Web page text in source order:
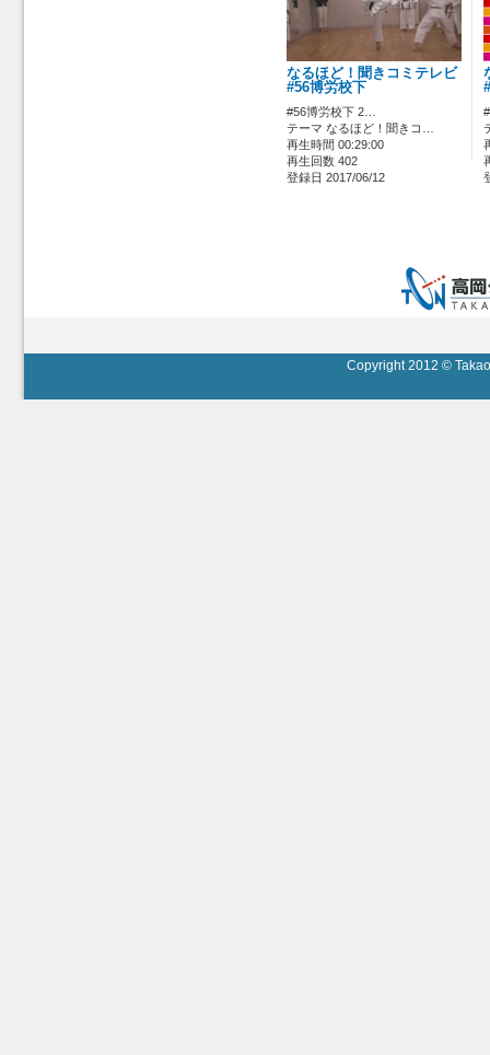
なるほど！聞きコミテレビ
#56博労校下
#56博労校下 2…
テーマ なるほど！聞きコ…
再生時間 00:29:00
再生回数 402
登録日 2017/06/12
Copyright 2012 ©